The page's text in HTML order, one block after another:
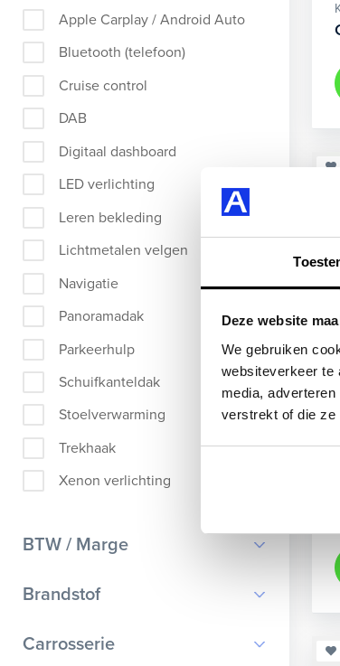
Deze website
We gebruiken
websiteverkeer te
media,
verstrekt of die ze
Apple Carplay / Android Auto
Bluetooth (telefoon)
Cruise control
DAB
Digitaal dashboard
LED verlichting
Leren bekleding
Lichtmetalen velgen
Navigatie
Panoramadak
Parkeerhulp
Schuifkanteldak
Stoelverwarming
Trekhaak
Xenon verlichting
BTW / Marge
BTW
Brandstof
Benzine
Carrosserie